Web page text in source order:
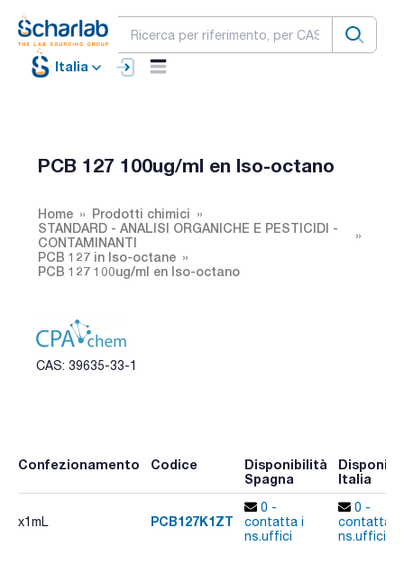
Italia
PCB 127 100ug/ml en Iso-octano
Home
Prodotti chimici
STANDARD - ANALISI ORGANICHE E PESTICIDI -
CONTAMINANTI
PCB 127 in Iso-octane
PCB 127 100ug/ml en Iso-octano
CAS: 39635-33-1
Confezionamento Codice
Disponibilità
Spagna
Italia
x1mL PCB127K1ZT
0 -
contatta i
ns.uffici
0 -
contatta i
ns.uffici